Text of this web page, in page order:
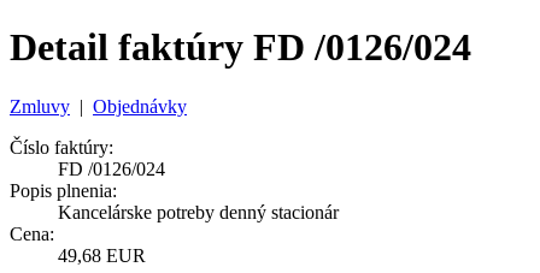
Detail faktúry FD /0126/024
Zmluvy | Objednávky
Číslo faktúry:
FD /0126/024
Popis plnenia:
Kancelárske potreby denný stacionár
Cena:
49,68 EUR